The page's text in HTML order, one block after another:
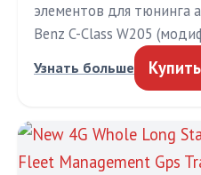
элементов для тюнинга
Benz C-Class W205
Узнать больше Купить